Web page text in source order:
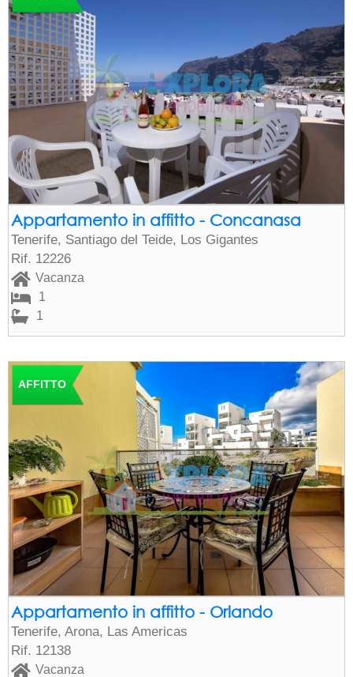
Appartamento in affitto - Concanasa
Tenerife, Santiago del Teide, Los Gigantes
Rif. 12226
Vacanza
1
1
AFFITTO
Appartamento in affitto - Orlando
Tenerife, Arona, Las Americas
Rif. 12138
Vacanza